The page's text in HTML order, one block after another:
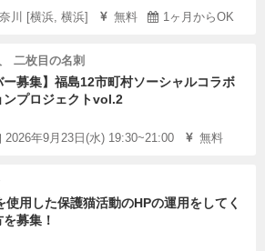
川 [横浜, 横浜] 無料 1ヶ月からOK
二枚目の名刺
ー募集】福島12市町村ソーシャルコラボ
ンプロジェクトvol.2
2026年9月23日(水) 19:30~21:00 無料
用した保護猫活動のHPの運用をしてく
募集！